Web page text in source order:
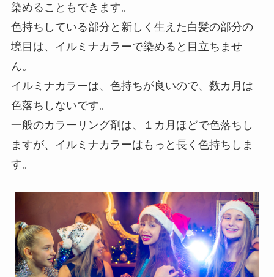
染めることもできます。
色持ちしている部分と新しく生えた白髪の部分の
境目は、イルミナカラーで染めると目立ちませ
ん。
イルミナカラーは、色持ちが良いので、数カ月は
色落ちしないです。
一般のカラーリング剤は、１カ月ほどで色落ちし
ますが、イルミナカラーはもっと長く色持ちしま
す。